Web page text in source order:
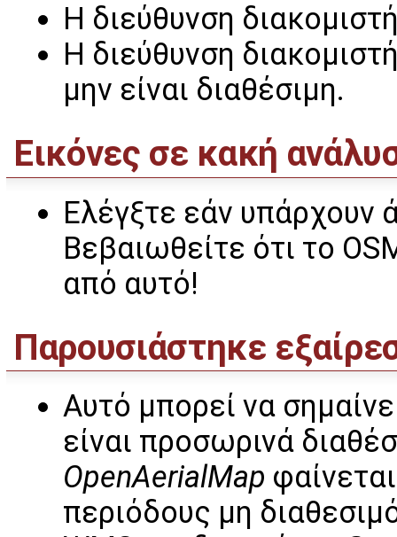
Η διεύθυνση
Η διεύθυνση
μην είναι διαθέσιμη.
Εικόνες σε κακή
Ελέγξτε εάν
Βεβαιωθείτε ότι το
από αυτό!
Παρουσιάστηκε
Αυτό μπορεί να
είναι προσωρινά
OpenAerialMap
περιόδους μη